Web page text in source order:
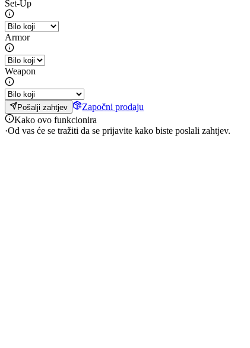
Set-Up
Armor
Weapon
Pošalji zahtjev
Započni prodaju
Kako ovo funkcionira
·Od vas će se tražiti da se prijavite kako biste poslali zahtjev.